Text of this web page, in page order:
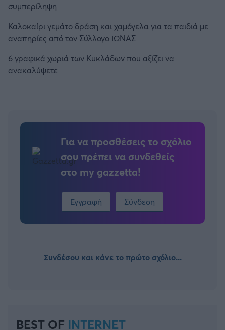
συμπερίληψη
Καλοκαίρι γεμάτο δράση και χαμόγελα για τα παιδιά με
αναπηρίες από τον Σύλλογο ΙΩΝΑΣ
6 γραφικά χωριά των Κυκλάδων που αξίζει να
ανακαλύψετε
Για να προσθέσεις το σχόλιο
σου πρέπει να συνδεθείς
στο my gazzetta!
Εγγραφή Σύνδεση
Συνδέσου και κάνε το πρώτο σχόλιο...
BEST OF INTERNET